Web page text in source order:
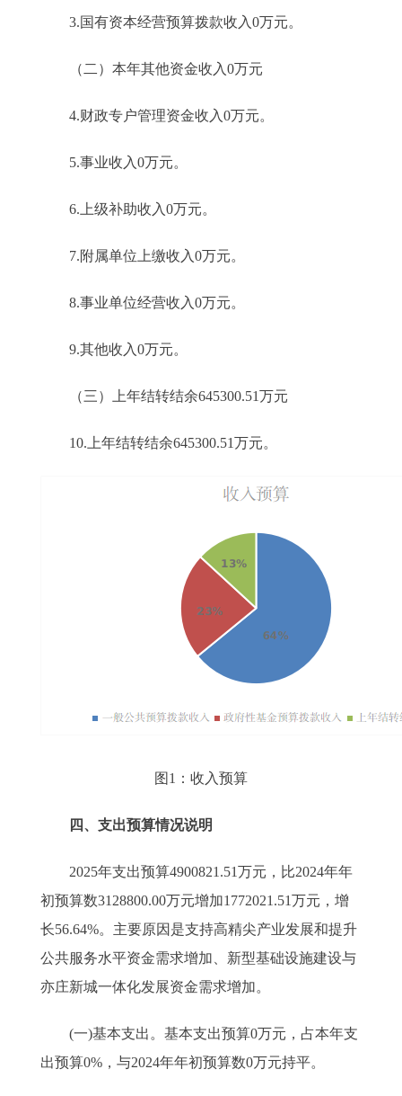
3.国有资本经营预算拨款收入0万元。
（二）本年其他资金收入0万元
4.财政专户管理资金收入0万元。
5.事业收入0万元。
6.上级补助收入0万元。
7.附属单位上缴收入0万元。
8.事业单位经营收入0万元。
9.其他收入0万元。
（三）上年结转结余645300.51万元
10.上年结转结余645300.51万元。
图1：收入预算
四、支出预算情况说明
2025年支出预算4900821.51万元，比2024年年
初预算数3128800.00万元增加1772021.51万元，增
长56.64%。主要原因是支持高精尖产业发展和提升
公共服务水平资金需求增加、新型基础设施建设与
亦庄新城一体化发展资金需求增加。
(一)基本支出。基本支出预算0万元，占本年支
出预算0%，与2024年年初预算数0万元持平。